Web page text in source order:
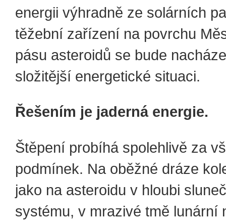
energii výhradně ze solárních
těžební zařízení na povrchu
pásu asteroidů se bude
složitější energetické situaci.
Řešením je jaderná energie.
Štěpení probíhá spolehlivě za
podmínek. Na oběžné dráze
jako na asteroidu v hloubi
systému, v mrazivé tmě lunární